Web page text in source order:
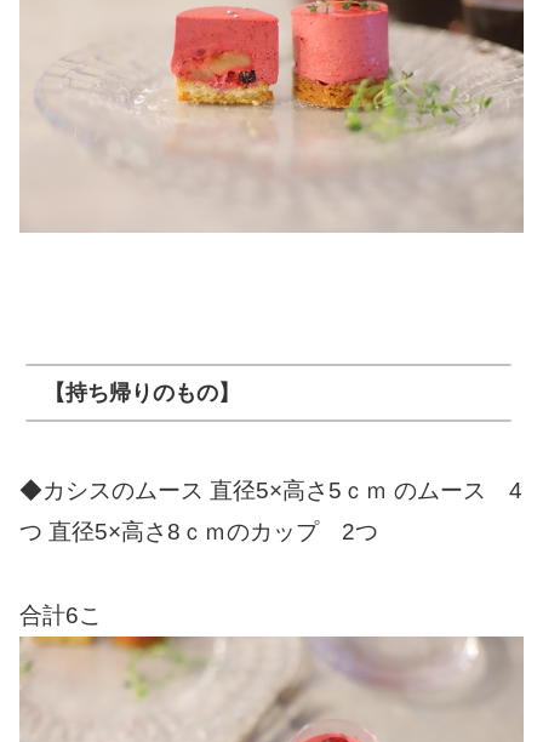
【持ち帰りのもの】
◆カシスのムース 直径5×高さ5ｃｍ のムース 4
つ 直径5×高さ8ｃｍのカップ 2つ
合計6こ